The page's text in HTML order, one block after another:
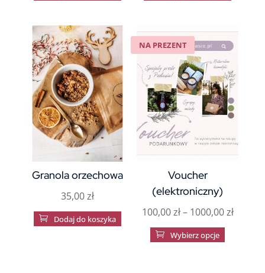
Granola orzechowa
35,00zł
 Dodaj do koszyka
NA PREZENT
Voucher
(elektroniczny)
100,00zł– 1000,00złZakres
 Wybierz opcje
Ten
produkt